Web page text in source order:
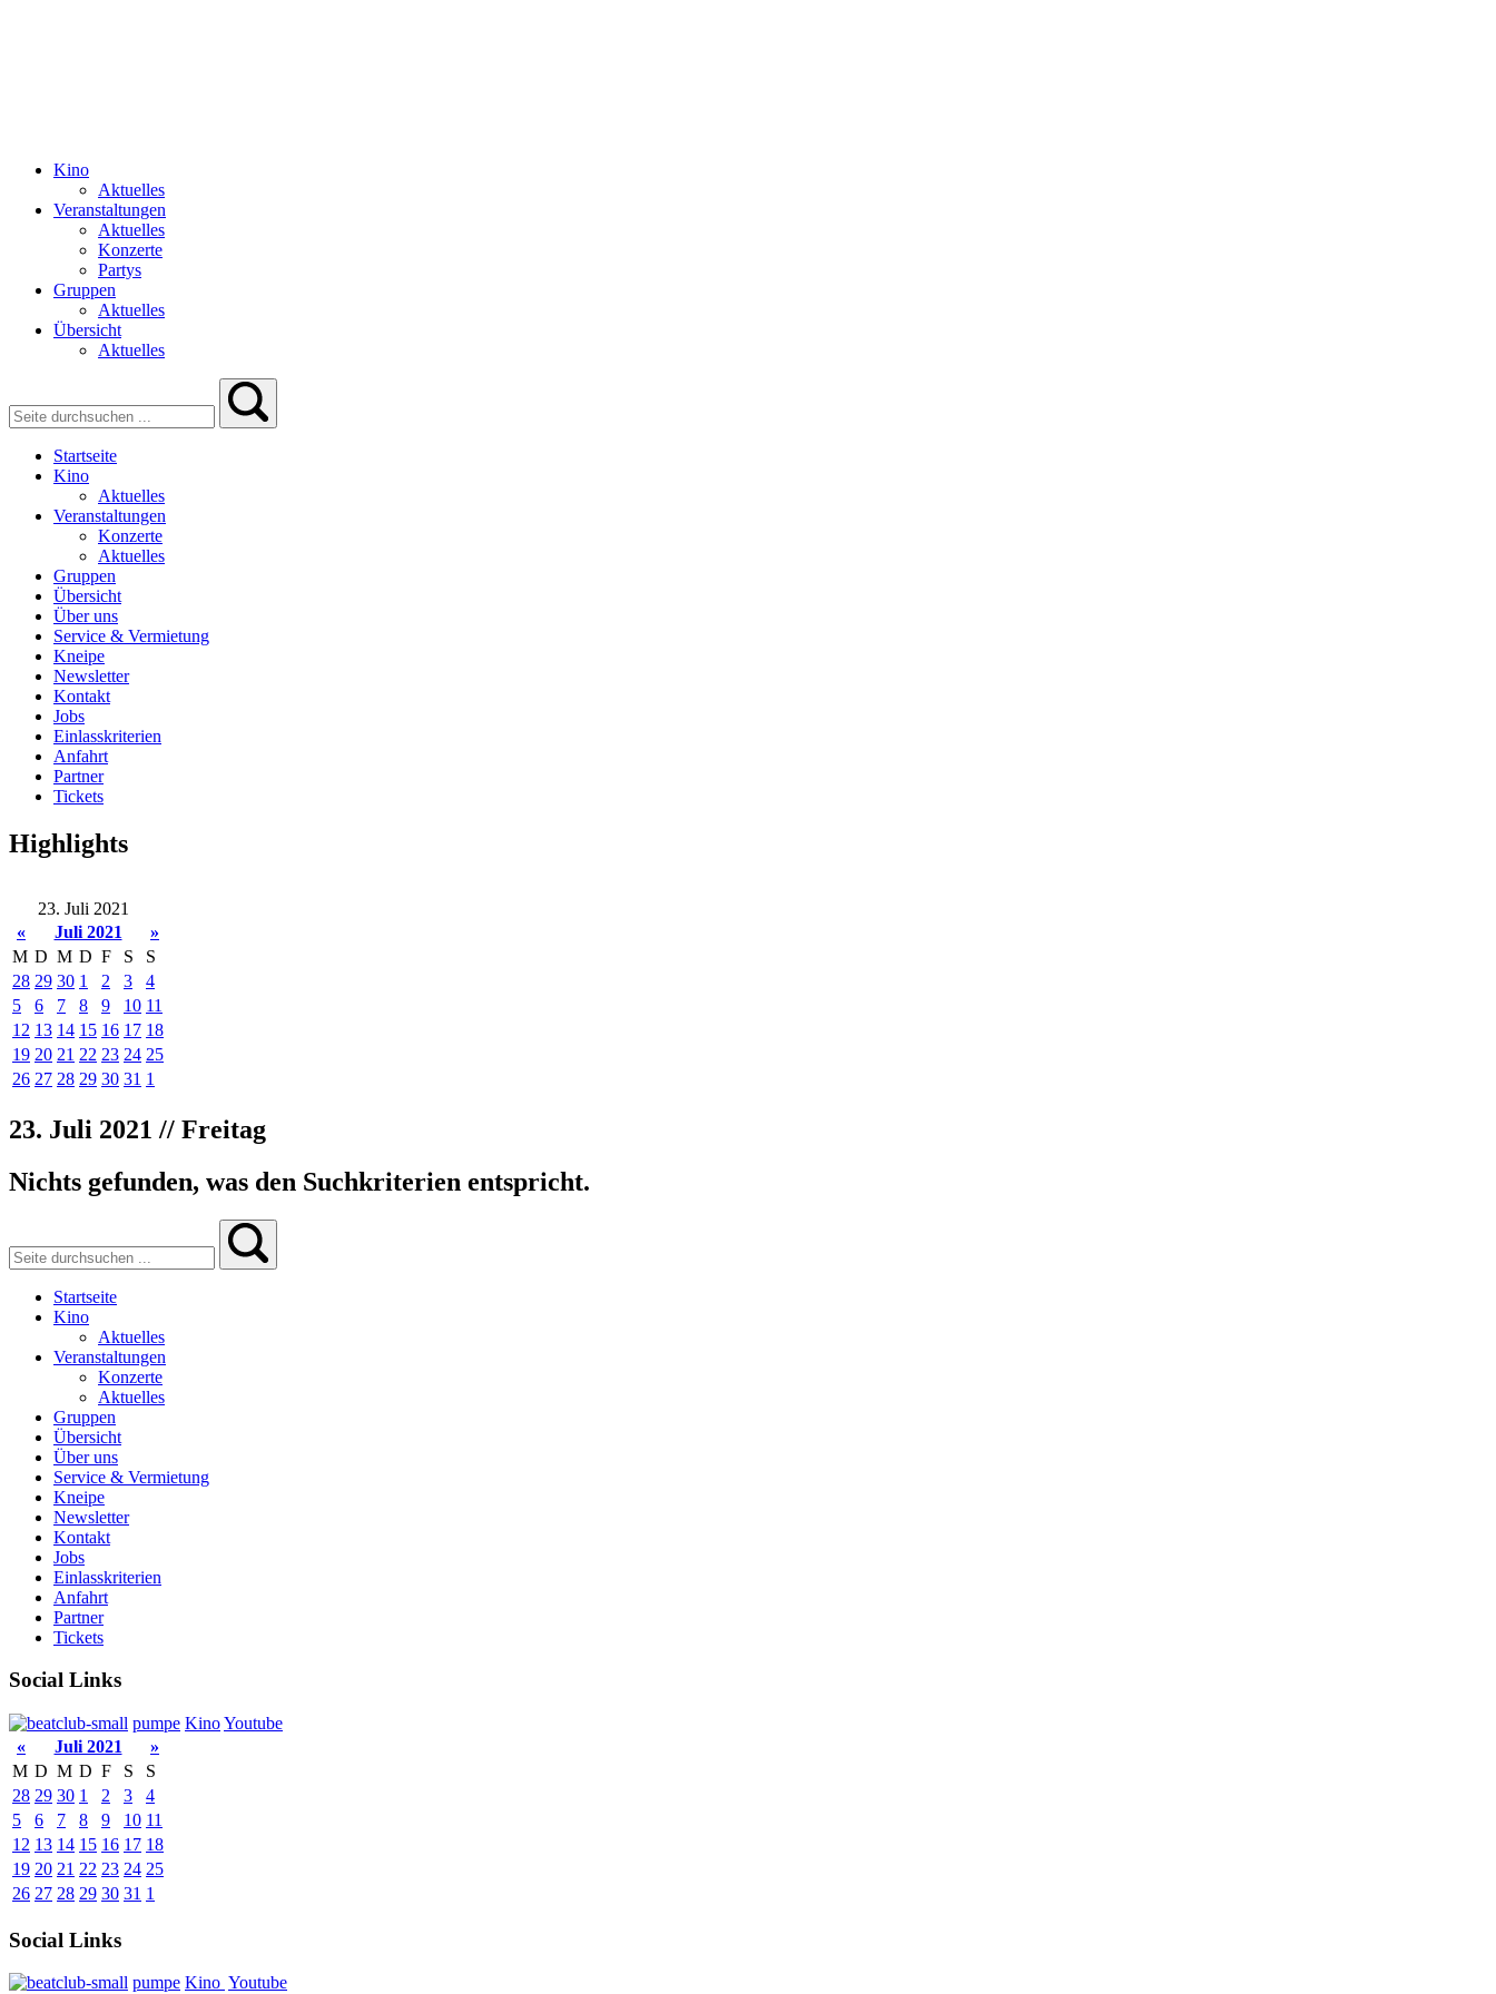
Kino
Aktuelles
Veranstaltungen
Aktuelles
Konzerte
Partys
Gruppen
Aktuelles
Übersicht
Aktuelles
Startseite
Kino
Aktuelles
Veranstaltungen
Konzerte
Aktuelles
Gruppen
Übersicht
Über uns
Service & Vermietung
Kneipe
Newsletter
Kontakt
Jobs
Einlasskriterien
Anfahrt
Partner
Tickets
Highlights
23. Juli 2021
«
Juli 2021
»
M D M D F S
S
28 29 30 1 2 3
4
5
6 7 8 9 10 11
12 13 14 15 16 17 18
19 20 21 22 23 24 25
26 27 28 29 30 31 1
23. Juli 2021 // Freitag
Nichts gefunden, was den Suchkriterien entspricht.
Startseite
Kino
Aktuelles
Veranstaltungen
Konzerte
Aktuelles
Gruppen
Übersicht
Über uns
Service & Vermietung
Kneipe
Newsletter
Kontakt
Jobs
Einlasskriterien
Anfahrt
Partner
Tickets
Social Links
pumpe KinoYoutube
«
Juli 2021
»
M D M D F S
S
28 29 30 1 2 3
4
5
6 7 8 9 10 11
12 13 14 15 16 17 18
19 20 21 22 23 24 25
26 27 28 29 30 31 1
Social Links
pumpe Kino Youtube